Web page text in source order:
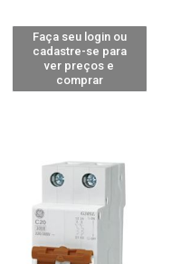
Faça seu login ou
cadastre-se para
ver preços e
comprar